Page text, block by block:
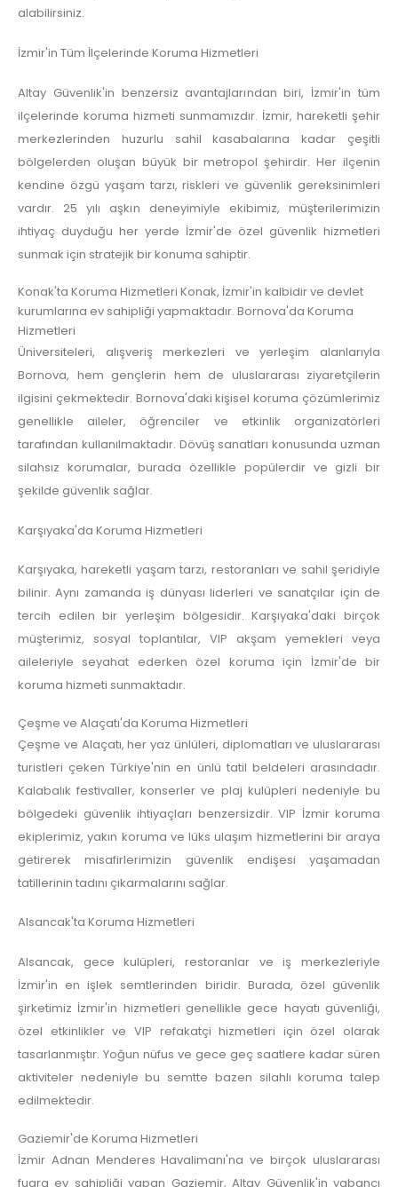
alabilirsiniz.
İzmir'in Tüm İlçelerinde Koruma Hizmetleri
Altay Güvenlik'in benzersiz avantajlarından biri, İzmir'in tüm
ilçelerinde koruma hizmeti sunmamızdır. İzmir, hareketli şehir
merkezlerinden huzurlu sahil kasabalarına kadar çeşitli
bölgelerden oluşan büyük bir metropol şehirdir. Her ilçenin
kendine özgü yaşam tarzı, riskleri ve güvenlik gereksinimleri
vardır. 25 yılı aşkın deneyimiyle ekibimiz, müşterilerimizin
ihtiyaç duyduğu her yerde İzmir'de özel güvenlik hizmetleri
sunmak için stratejik bir konuma sahiptir.
Konak'ta Koruma Hizmetleri Konak, İzmir'in kalbidir ve devlet
kurumlarına ev sahipliği yapmaktadır. Bornova'da Koruma
Hizmetleri
Üniversiteleri, alışveriş merkezleri ve yerleşim alanlarıyla
Bornova, hem gençlerin hem de uluslararası ziyaretçilerin
ilgisini çekmektedir. Bornova'daki kişisel koruma çözümlerimiz
genellikle aileler, öğrenciler ve etkinlik organizatörleri
tarafından kullanılmaktadır. Dövüş sanatları konusunda uzman
silahsız korumalar, burada özellikle popülerdir ve gizli bir
şekilde güvenlik sağlar.
Karşıyaka'da Koruma Hizmetleri
Karşıyaka, hareketli yaşam tarzı, restoranları ve sahil şeridiyle
bilinir. Aynı zamanda iş dünyası liderleri ve sanatçılar için de
tercih edilen bir yerleşim bölgesidir. Karşıyaka'daki birçok
müşterimiz, sosyal toplantılar, VIP akşam yemekleri veya
aileleriyle seyahat ederken özel koruma için İzmir'de bir
koruma hizmeti sunmaktadır.
Çeşme ve Alaçatı'da Koruma Hizmetleri
Çeşme ve Alaçatı, her yaz ünlüleri, diplomatları ve uluslararası
turistleri çeken Türkiye'nin en ünlü tatil beldeleri arasındadır.
Kalabalık festivaller, konserler ve plaj kulüpleri nedeniyle bu
bölgedeki güvenlik ihtiyaçları benzersizdir. VIP İzmir koruma
ekiplerimiz, yakın koruma ve lüks ulaşım hizmetlerini bir araya
getirerek misafirlerimizin güvenlik endişesi yaşamadan
tatillerinin tadını çıkarmalarını sağlar.
Alsancak'ta Koruma Hizmetleri
Alsancak, gece kulüpleri, restoranlar ve iş merkezleriyle
İzmir'in en işlek semtlerinden biridir. Burada, özel güvenlik
şirketimiz İzmir'in hizmetleri genellikle gece hayatı güvenliği,
özel etkinlikler ve VIP refakatçi hizmetleri için özel olarak
tasarlanmıştır. Yoğun nüfus ve gece geç saatlere kadar süren
aktiviteler nedeniyle bu semtte bazen silahlı koruma talep
edilmektedir.
Gaziemir'de Koruma Hizmetleri
İzmir Adnan Menderes Havalimanı'na ve birçok uluslararası
fuara ev sahipliği yapan Gaziemir, Altay Güvenlik'in yabancı